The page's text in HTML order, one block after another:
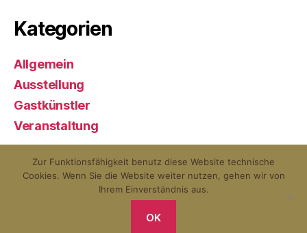
Kategorien
Allgemein
Ausstellung
Gastkünstler
Veranstaltung
KunstQuartier Neuburg an
Zur Funktionsfähigkeit benutz diese Website technische
Cookies. Wenn Sie die Website weiter nutzen, gehen wir von
Ihrem Einverständnis aus.
OK